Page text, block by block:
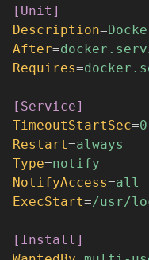
[Unit]
Description=
After=
Requires=
[Service]
TimeoutStartSec=0
Restart=always
Type=notify
NotifyAccess=all
ExecStart=/usr/
[Install]